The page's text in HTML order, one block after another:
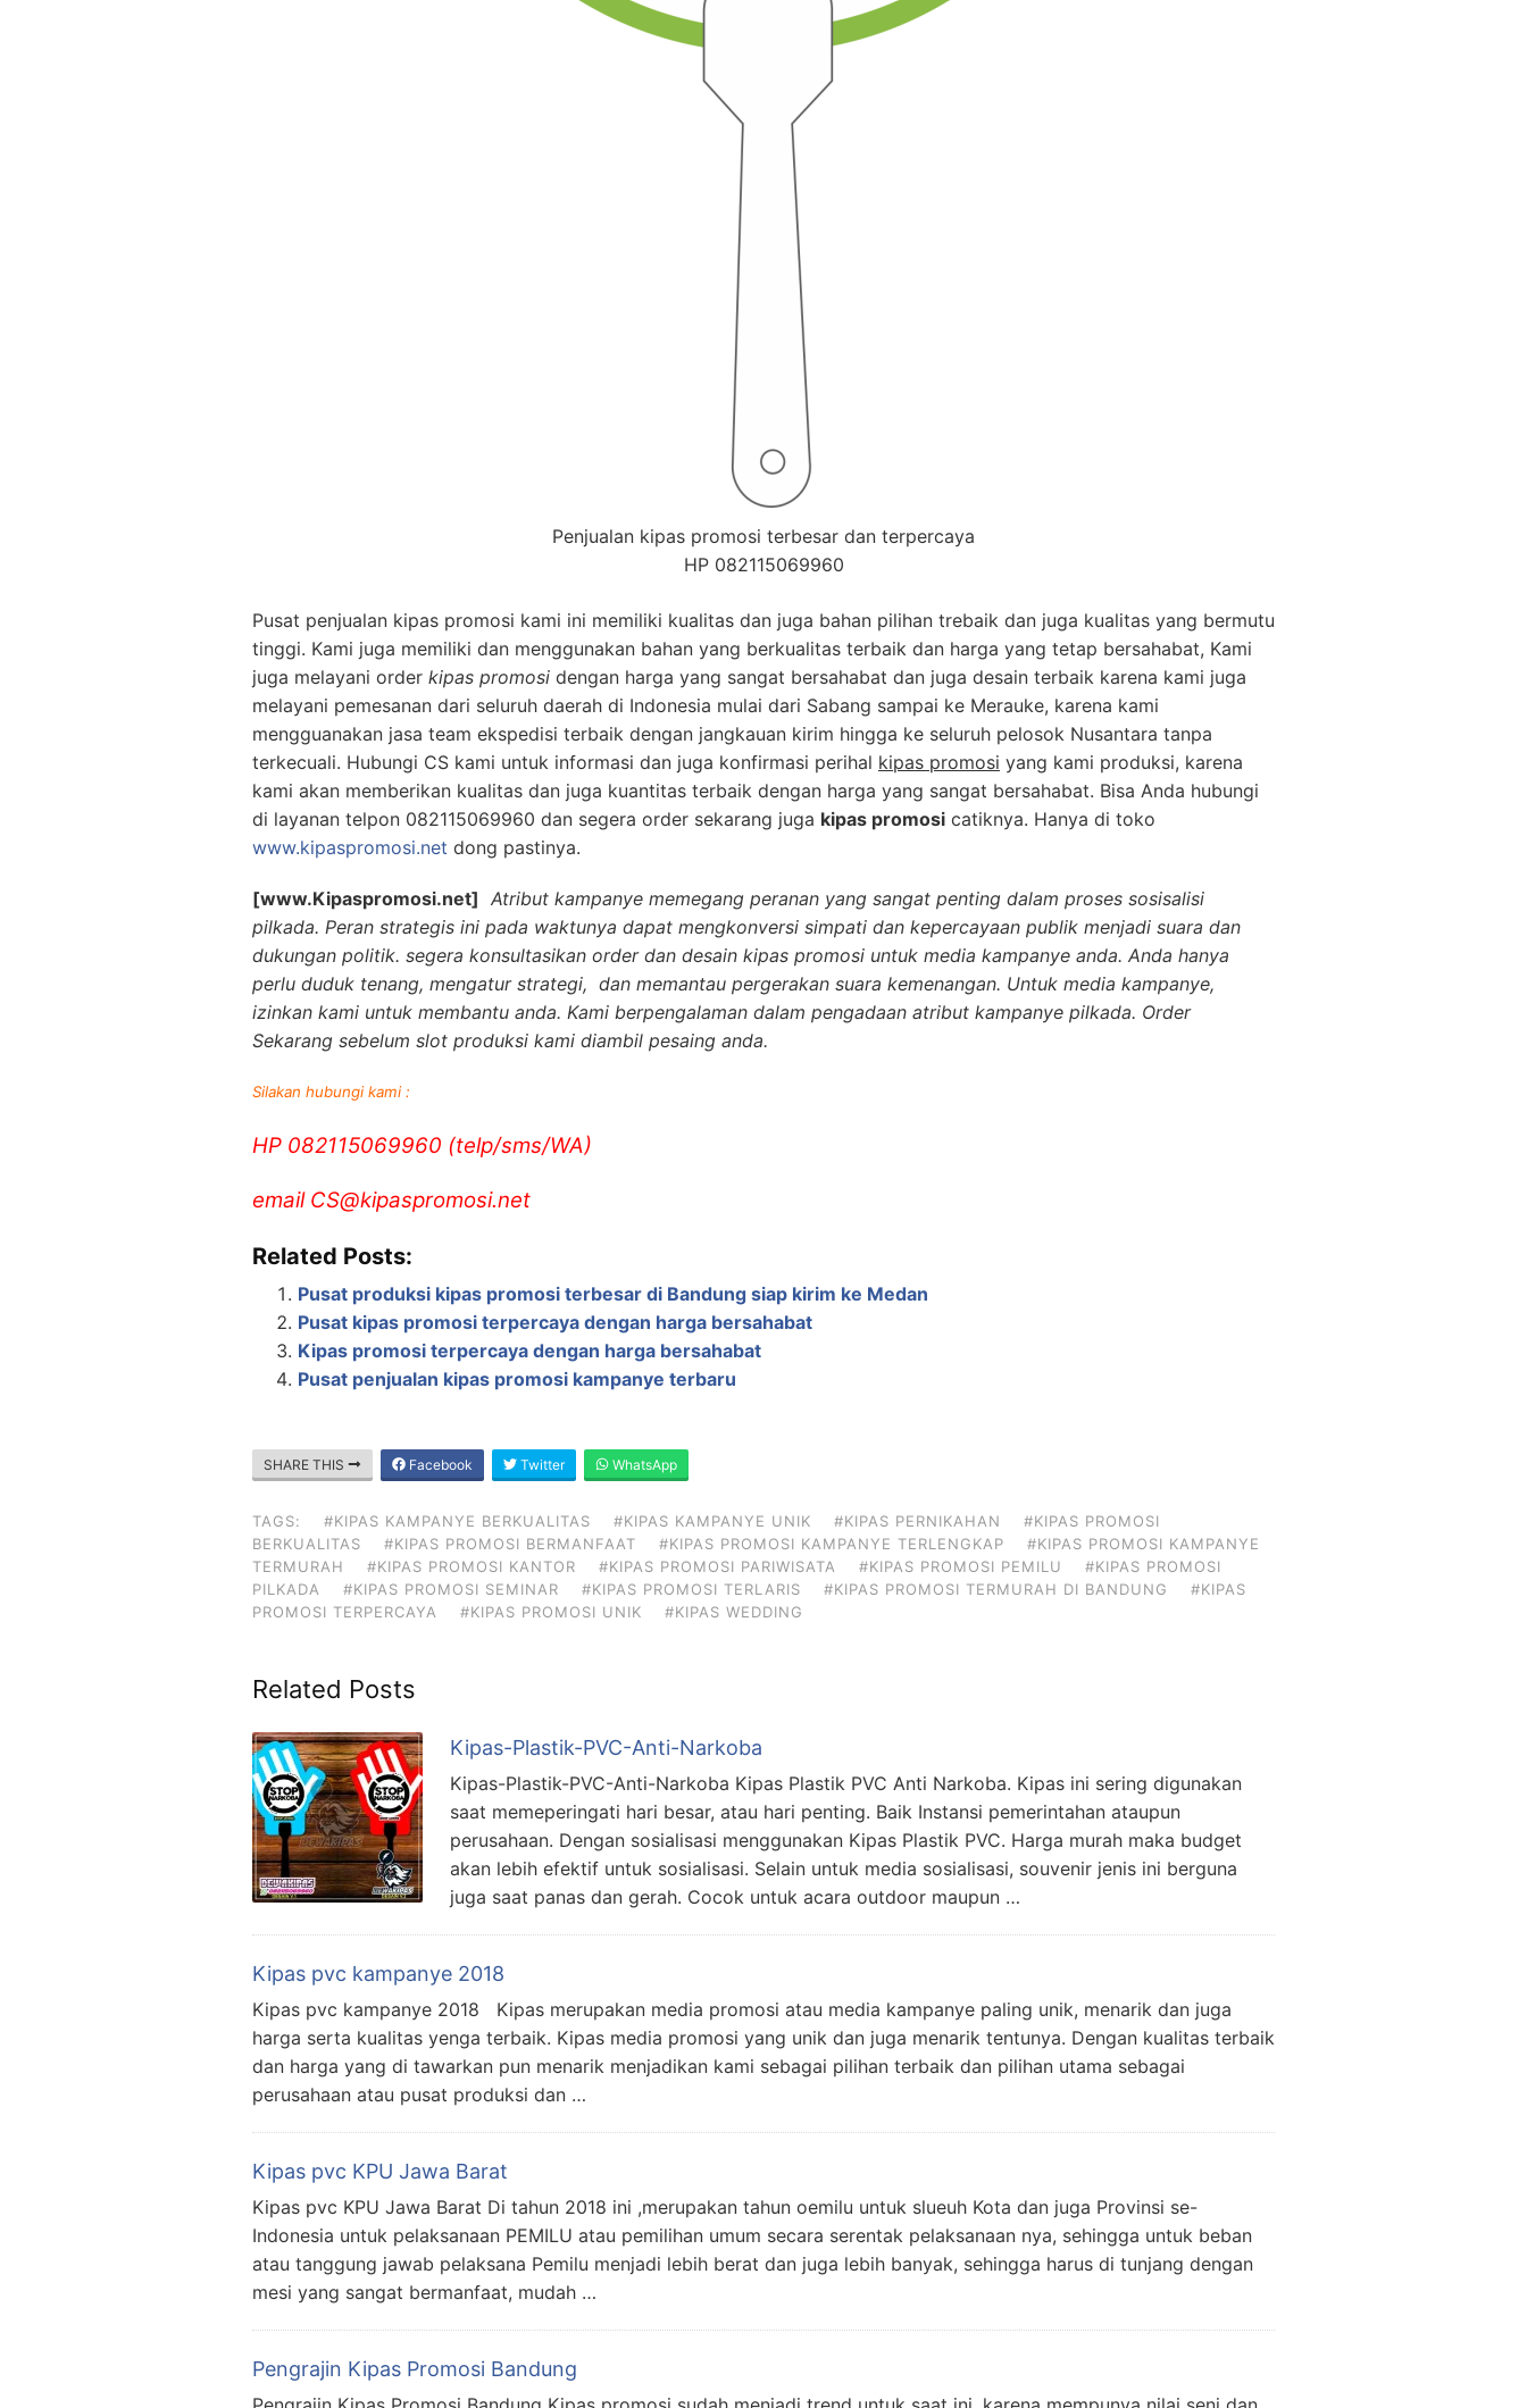
Penjualan kipas promosi terbesar dan terpercaya
HP 082115069960
Pusat penjualan kipas promosi kami ini memiliki kualitas dan juga bahan pilihan trebaik dan juga kualitas yang bermutu
tinggi. Kami juga memiliki dan menggunakan bahan yang berkualitas terbaik dan harga yang tetap bersahabat, Kami
juga melayani order kipas promosi dengan harga yang sangat bersahabat dan juga desain terbaik karena kami juga
melayani pemesanan dari seluruh daerah di Indonesia mulai dari Sabang sampai ke Merauke, karena kami
mengguanakan jasa team ekspedisi terbaik dengan jangkauan kirim hingga ke seluruh pelosok Nusantara tanpa
terkecuali. Hubungi CS kami untuk informasi dan juga konfirmasi perihal kipas promosi yang kami produksi, karena
kami akan memberikan kualitas dan juga kuantitas terbaik dengan harga yang sangat bersahabat. Bisa Anda hubungi
di layanan telpon 082115069960 dan segera order sekarang juga kipas promosi catiknya. Hanya di toko
www.kipaspromosi.net dong pastinya.
[www.Kipaspromosi.net] Atribut kampanye memegang peranan yang sangat penting dalam proses sosisalisi
pilkada. Peran strategis ini pada waktunya dapat mengkonversi simpati dan kepercayaan publik menjadi suara dan
dukungan politik. segera konsultasikan order dan desain kipas promosi untuk media kampanye anda. Anda hanya
perlu duduk tenang, mengatur strategi, dan memantau pergerakan suara kemenangan. Untuk media kampanye,
izinkan kami untuk membantu anda. Kami berpengalaman dalam pengadaan atribut kampanye pilkada. Order
Sekarang sebelum slot produksi kami diambil pesaing anda.
Silakan hubungi kami :
HP 082115069960 (telp/sms/WA)
email CS@kipaspromosi.net
Related Posts:
Pusat produksi kipas promosi terbesar di Bandung siap kirim ke Medan
Pusat kipas promosi terpercaya dengan harga bersahabat
Kipas promosi terpercaya dengan harga bersahabat
Pusat penjualan kipas promosi kampanye terbaru
SHARE THIS Facebook Twitter WhatsApp
TAGS: #KIPAS KAMPANYE BERKUALITAS #KIPAS KAMPANYE UNIK #KIPAS PERNIKAHAN
#KIPAS PROMOSI
BERKUALITAS
#KIPAS PROMOSI BERMANFAAT #KIPAS PROMOSI KAMPANYE TERLENGKAP
#KIPAS PROMOSI KAMPANYE
TERMURAH
#KIPAS PROMOSI KANTOR #KIPAS PROMOSI PARIWISATA #KIPAS PROMOSI PEMILU
#KIPAS PROMOSI
PILKADA
#KIPAS PROMOSI SEMINAR #KIPAS PROMOSI TERLARIS #KIPAS PROMOSI TERMURAH DI BANDUNG
#KIPAS
PROMOSI TERPERCAYA
#KIPAS PROMOSI UNIK #KIPAS WEDDING
Related Posts
Kipas-Plastik-PVC-Anti-Narkoba
Kipas-Plastik-PVC-Anti-Narkoba Kipas Plastik PVC Anti Narkoba. Kipas ini sering digunakan
saat memeperingati hari besar, atau hari penting. Baik Instansi pemerintahan ataupun
perusahaan. Dengan sosialisasi menggunakan Kipas Plastik PVC. Harga murah maka budget
akan lebih efektif untuk sosialisasi. Selain untuk media sosialisasi, souvenir jenis ini berguna
juga saat panas dan gerah. Cocok untuk acara outdoor maupun …
Kipas pvc kampanye 2018
Kipas pvc kampanye 2018 Kipas merupakan media promosi atau media kampanye paling unik, menarik dan juga
harga serta kualitas yenga terbaik. Kipas media promosi yang unik dan juga menarik tentunya. Dengan kualitas terbaik
dan harga yang di tawarkan pun menarik menjadikan kami sebagai pilihan terbaik dan pilihan utama sebagai
perusahaan atau pusat produksi dan …
Kipas pvc KPU Jawa Barat
Kipas pvc KPU Jawa Barat Di tahun 2018 ini ,merupakan tahun oemilu untuk slueuh Kota dan juga Provinsi se-
Indonesia untuk pelaksanaan PEMILU atau pemilihan umum secara serentak pelaksanaan nya, sehingga untuk beban
atau tanggung jawab pelaksana Pemilu menjadi lebih berat dan juga lebih banyak, sehingga harus di tunjang dengan
mesi yang sangat bermanfaat, mudah …
Pengrajin Kipas Promosi Bandung